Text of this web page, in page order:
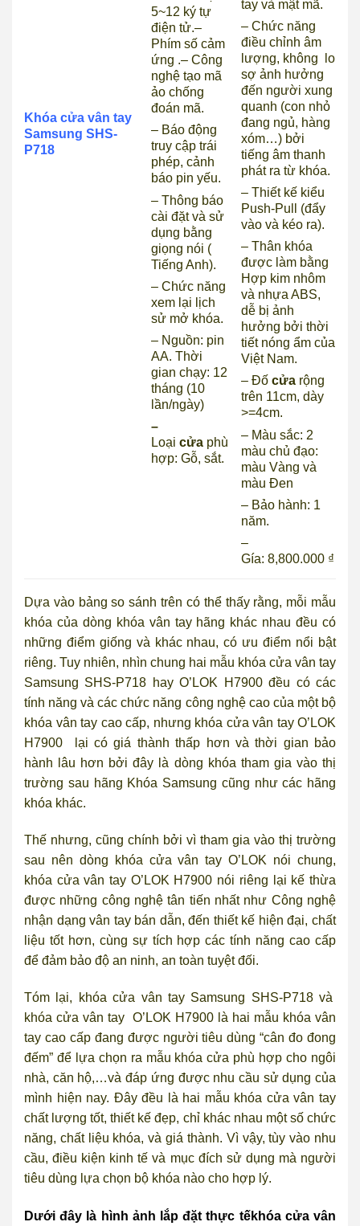
Khóa cửa vân tay
Samsung SHS-
P718
5~12 ký tự
điện tử.–
Phím số cảm
ứng .– Công
nghệ tạo mã
ảo chống
đoán mã.
– Báo động
truy cập trái
phép, cảnh
báo pin yếu.
– Thông báo
cài đặt và sử
dụng bằng
giọng nói (
Tiếng Anh).
– Chức năng
xem lại lịch
sử mở khóa.
– Nguồn: pin
AA. Thời
gian chạy: 12
tháng (10
lần/ngày)
–
Loạicửa phù
hợp: Gỗ, sắt.
tay và mật mã.
– Chức năng
điều chỉnh âm
lượng, không lo
sợ ảnh hưởng
đến người xung
quanh (con nhỏ
đang ngủ, hàng
xóm…) bởi
tiếng âm thanh
phát ra từ khóa.
– Thiết kế kiểu
Push-Pull (đẩy
vào và kéo ra).
– Thân khóa
được làm bằng
Hợp kim nhôm
và nhựa ABS,
dễ bị ảnh
hưởng bởi thời
tiết nóng ẩm của
Việt Nam.
– Đốcửa rộng
trên 11cm, dày
>=4cm.
– Màu sắc: 2
màu chủ đạo:
màu Vàng và
màu Đen
– Bảo hành: 1
năm.
–
Gía: 8,800.000 ₫
Dựa vào bảng so sánh trên có thể thấy rằng, mỗi mẫu
khóa của dòng khóa vân tay hãng khác nhau đều có
những điểm giống và khác nhau, có ưu điểm nổi bật
riêng. Tuy nhiên, nhìn chung hai mẫu khóa cửa vân tay
Samsung SHS-P718 hay O’LOK H7900 đều có các
tính năng và các chức năng công nghệ cao của một bộ
khóa vân tay cao cấp, nhưng khóa cửa vân tay O’LOK
H7900 lại có giá thành thấp hơn và thời gian bảo
hành lâu hơn bởi đây là dòng khóa tham gia vào thị
trường sau hãng Khóa Samsung cũng như các hãng
khóa khác.
Thế nhưng, cũng chính bởi vì tham gia vào thị trường
sau nên dòng khóa cửa vân tay O’LOK nói chung,
khóa cửa vân tay O’LOK H7900 nói riêng lại kế thừa
được những công nghệ tân tiến nhất như Công nghệ
nhận dạng vân tay bán dẫn, đến thiết kế hiện đại, chất
liệu tốt hơn, cùng sự tích hợp các tính năng cao cấp
để đảm bảo độ an ninh, an toàn tuyệt đối.
Tóm lại, khóa cửa vân tay Samsung SHS-P718 và
khóa cửa vân tay O’LOK H7900 là hai mẫu khóa vân
tay cao cấp đang được người tiêu dùng “cân đo đong
đếm” để lựa chọn ra mẫu khóa cửa phù hợp cho ngôi
nhà, căn hộ,…và đáp ứng được nhu cầu sử dụng của
mình hiện nay. Đây đều là hai mẫu khóa cửa vân tay
chất lượng tốt, thiết kế đẹp, chỉ khác nhau một số chức
năng, chất liệu khóa, và giá thành. Vì vậy, tùy vào nhu
cầu, điều kiện kinh tế và mục đích sử dụng mà người
tiêu dùng lựa chọn bộ khóa nào cho hợp lý.
Dưới đây là hình ảnh lắp đặt thực tếkhóa cửa vân